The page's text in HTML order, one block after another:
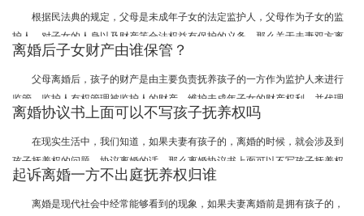
起来了解一下吧。
根据民法典的规定，父母是未成年子女的法定监护人，父母作为子女的监
护人，对子女的人身以及财产等合法权益有保护的义务。那么关于夫妻双方离
婚后孩子监护权能否变更的问题？为了帮助大家更好的了解相关法律知识，武
汉律师事务所小编整理了相关的内容，我们一起来了解一下吧。
离婚后子女财产由谁保管？
父母离婚后，孩子的财产是由主要负责抚养孩子的一方作为监护人来进行
监管。监护人有权管理被监护人的财产，维护未成年子女的财产权利，并代理
被监护人进行民事活动，但不得随意处分未成年子女的财产，损害被监护人的
合法财产权益。那离婚后子女财产由谁保管？以下由武汉律师事务所小编为您
一一解答，希望对您有所帮助。
离婚协议书上面可以不写孩子抚养权吗
在现实生活中，我们知道，如果夫妻有孩子的，离婚的时候，就会涉及到
孩子抚养权的问题，协议离婚的话，那么离婚协议书上面可以不写孩子抚养权
吗？为了帮助大家更好的了解相关法律知识，武汉律师事务所小编整理了相关
的内容，我们一起来了解一下吧。
起诉离婚一方不出庭抚养权归谁
离婚是现代社会中经常能够看到的现象，如果夫妻离婚前是拥有孩子的，